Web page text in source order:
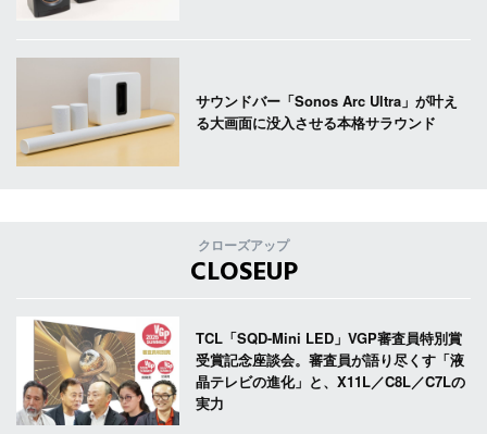
サウンドバー「Sonos Arc Ultra」が叶え
る大画面に没入させる本格サラウンド
クローズアップ
CLOSEUP
TCL「SQD-Mini LED」VGP審査員特別賞
受賞記念座談会。審査員が語り尽くす「液
晶テレビの進化」と、X11L／C8L／C7Lの
実力